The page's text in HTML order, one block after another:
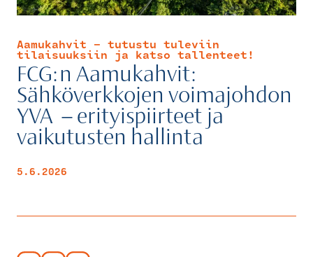
Aamukahvit - tutustu tuleviin
tilaisuuksiin ja katso tallenteet!
FCG:n Aamukahvit:
Sähköverkkojen voimajohdon
YVA ­ – erityispiirteet ja
vaikutusten hallinta
5.6.2026